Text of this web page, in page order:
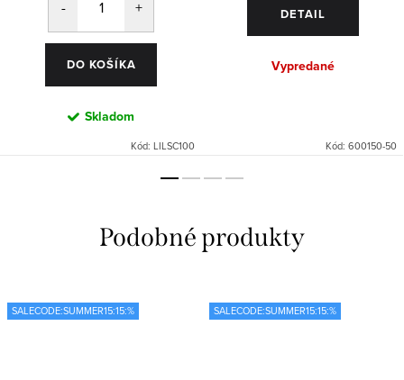
DO KOŠÍKA
Skladom
Kód: LILSC100
DETAIL
Vypredané
Kód: 600150-50
SALECODE:SUMMER15:15:% SALECODE:SUMMER15:15:%